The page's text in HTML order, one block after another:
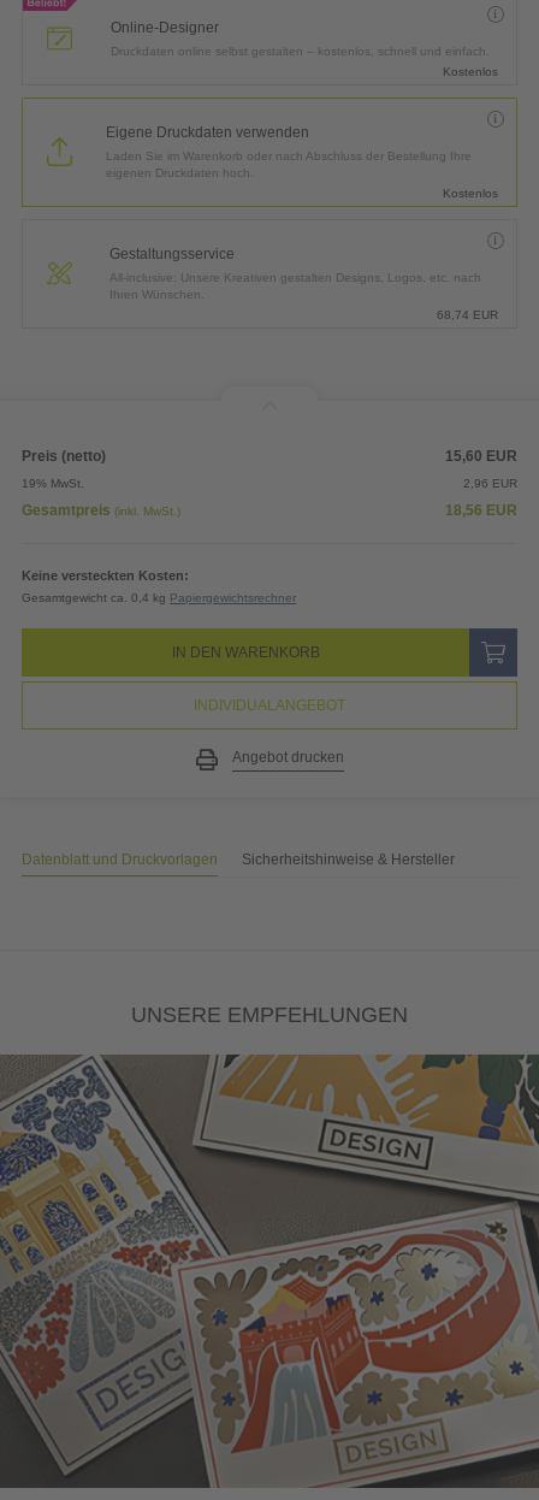
Online-Designer
Druckdaten online selbst gestalten – kostenlos, schnell und einfach.
Kostenlos
Eigene Druckdaten verwenden
Laden Sie im Warenkorb oder nach Abschluss der Bestellung Ihre
eigenen Druckdaten hoch.
Kostenlos
Gestaltungsservice
All-inclusive: Unsere Kreativen gestalten Designs, Logos, etc. nach
Ihren Wünschen.
68,74 EUR
Preis (netto) 15,60 EUR
19% MwSt. 2,96 EUR
Gesamtpreis (inkl. MwSt.) 18,56 EUR
Keine versteckten Kosten:
Gesamtgewicht ca. 0,4 kg Papiergewichtsrechner
IN DEN WARENKORB
INDIVIDUALANGEBOT
Angebot drucken
Datenblatt und Druckvorlagen Sicherheitshinweise & Hersteller
UNSERE EMPFEHLUNGEN